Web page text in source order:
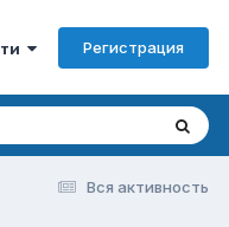
Регистрация
Вся активность